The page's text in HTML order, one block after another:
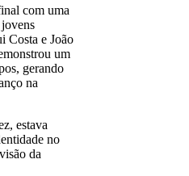
com uma
Costa e João
um
gerando
na
estava
no
da